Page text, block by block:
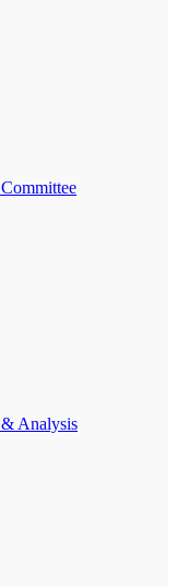
Analysis